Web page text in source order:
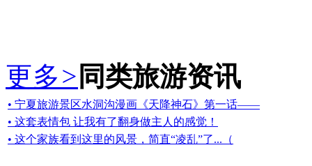
更多> 同类旅游资讯
• 宁夏旅游景区水洞沟漫画《天降神石》第一话——
• 这套表情包 让我有了翻身做主人的感觉！
• 这个家族看到这里的风景，简直“凌乱”了...（